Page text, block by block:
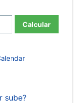
Calcular
sube?